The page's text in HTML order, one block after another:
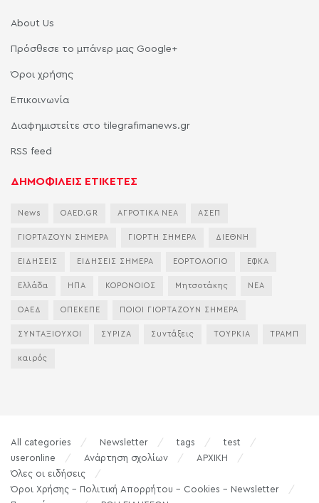
About Us
Πρόσθεσε το μπάνερ μας Google+
Όροι χρήσης
Επικοινωνία
Διαφημιστείτε στο tilegrafimanews.gr
RSS feed
ΔΗΜΟΦΙΛΕΙΣ ΕΤΙΚΕΤΕΣ
News OAED.GR ΑΓΡΟΤΙΚΑ ΝΕΑ ΑΣΕΠ
ΓΙΟΡΤΑΖΟΥΝ ΣΗΜΕΡΑ ΓΙΟΡΤΗ ΣΗΜΕΡΑ ΔΙΕΘΝΗ
ΕΙΔΗΣΕΙΣ ΕΙΔΗΣΕΙΣ ΣΗΜΕΡΑ ΕΟΡΤΟΛΟΓΙΟ ΕΦΚΑ
Ελλάδα ΗΠΑ ΚΟΡΟΝΟΙΟΣ Μητσοτάκης ΝΕΑ
ΟΑΕΔ ΟΠΕΚΕΠΕ ΠΟΙΟΙ ΓΙΟΡΤΑΖΟΥΝ ΣΗΜΕΡΑ
ΣΥΝΤΑΞΙΟΥΧΟΙ ΣΥΡΙΖΑ Συντάξεις ΤΟΥΡΚΙΑ ΤΡΑΜΠ
καιρός
All categories Newsletter tags
test
useronline
Ανάρτηση σχολίων
ΑΡΧΙΚΗ
Όλες οι ειδήσεις
Όροι Χρήσης – Πολιτική Απορρήτου – Cookies – Newsletter